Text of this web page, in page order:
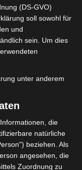
mit.
(DS-GVO)
soll sowohl für
und
sein. Um dies
unter anderem
die
natürliche
beziehen. Als
angesehen, die
Zuordnung zu